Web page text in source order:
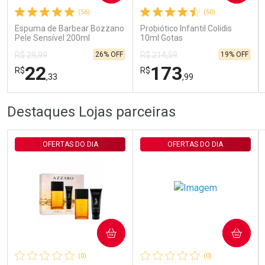
Comprar sem Desconto
Por R$ 29,30/cada
Comprar sem Desconto
Por R$ 29,30/cada
(56)
Espuma de Barbear Bozzano
Pele Sensível 200ml
R$ 29,99
R$22,33
26% OFF
FECHAR
Laboratório
FECHAR
Por Menos
(50)
Probiótico Infantil Colidis
10ml Gotas
R$ 214,59
R$173,99
19% OFF
Destaques Lojas parceiras
(0)
OFERTAS DO DIA
COMPRAR
(0)
OFERTAS DO DIA
COMPRAR